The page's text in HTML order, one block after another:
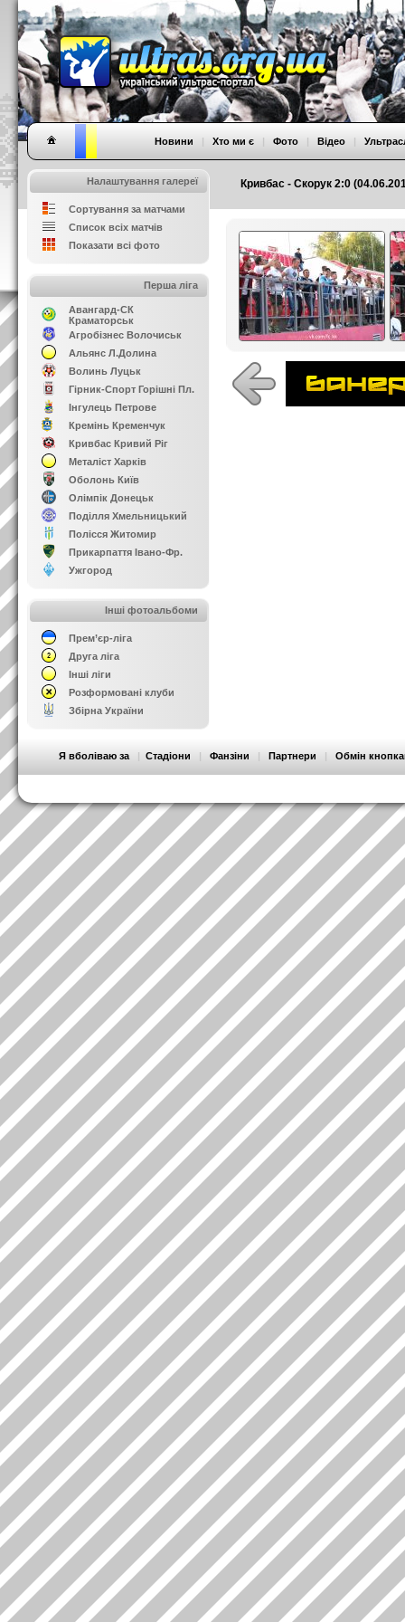
Кривбас - Скорук 2:0
Новини | Хто ми є | Фото | Відео |
Налаштування галереї
Сортування за матчами
Список всіх матчів
Показати всі фото
Перша ліга
Авангард-СК
Краматорськ
Агробізнес Волочиськ
Альянс Л.Долина
Волинь Луцьк
Гірник-Спорт Горішні Пл.
Інгулець Петрове
Кремінь Кременчук
Кривбас Кривий Ріг
Металіст Харків
Оболонь Київ
Олімпік Донецьк
Поділля Хмельницький
Полісся Житомир
Прикарпаття Івано-Фр.
Ужгород
Інші фотоальбоми
Прем’єр-ліга
Друга ліга
Інші ліги
Розформовані клуби
Збірна України
Я вболіваю за | Стадіони | Фанзіни | Партнери | Обмін